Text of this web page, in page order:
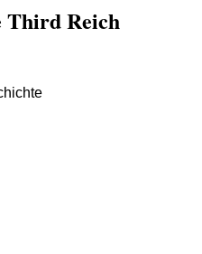
Third Reich